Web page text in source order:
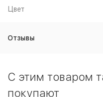
Цвет
Отзывы
C этим товаром
покупают